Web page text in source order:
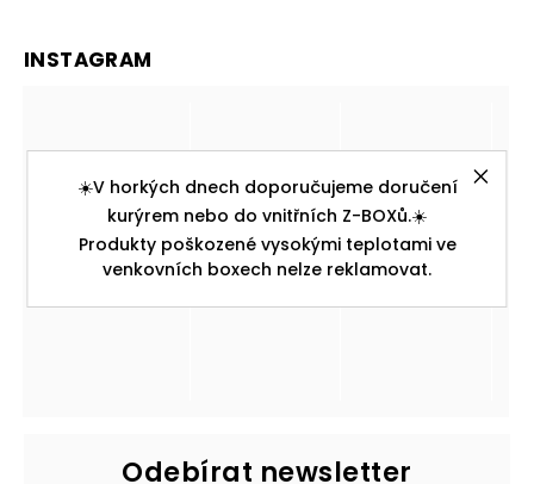
☀️V horkých dnech doporučujeme doručení
kurýrem nebo do vnitřních Z-BOXů.☀️
Produkty poškozené vysokými teplotami ve
venkovních boxech nelze reklamovat.
INSTAGRAM
Odebírat newsletter